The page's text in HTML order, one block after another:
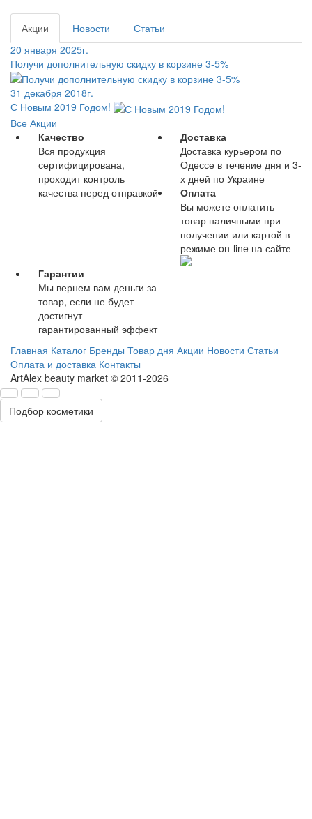
Акции Новости
Статьи
20 января 2025г.
Получи дополнительную скидку в корзине 3-5%
31 декабря 2018г.
С Новым 2019 Годом!
Все Акции
Качество
Вся продукция
сертифицирована,
проходит контроль
качества перед отправкой
Доставка
Доставка курьером по
Одессе в течение дня и 3-
х дней по Украине
Оплата
Вы можете оплатить
товар наличными при
получении или картой в
режиме on-line на сайте
Гарантии
Мы вернем вам деньги за
товар, если не будет
достигнут
гарантированный эффект
Главная Каталог Бренды Товар дня Акции Новости Статьи
Оплата и доставка Контакты
ArtAlex beauty market © 2011-2026
Подбор косметики